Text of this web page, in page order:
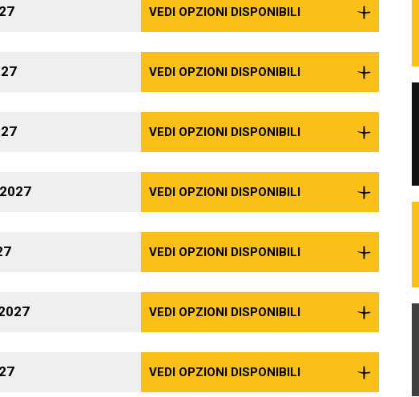
VEDI OPZIONI DISPONIBILI
VEDI OPZIONI DISPONIBILI
VEDI OPZIONI DISPONIBILI
VEDI OPZIONI DISPONIBILI
VEDI OPZIONI DISPONIBILI
VEDI OPZIONI DISPONIBILI
VEDI OPZIONI DISPONIBILI